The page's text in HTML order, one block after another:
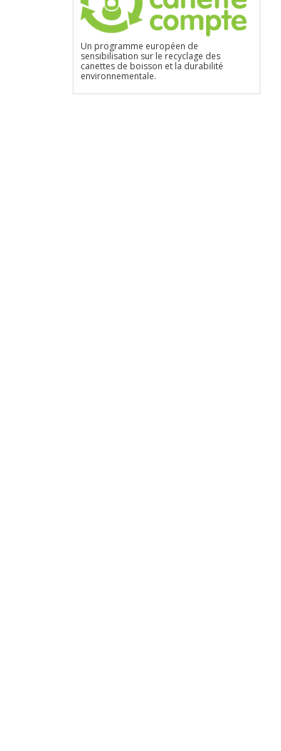
Un programme européen de
sensibilisation sur le recyclage des
canettes de boisson et la durabilité
environnementale.